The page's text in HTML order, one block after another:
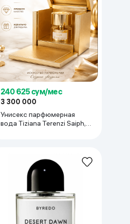
240 625 сум/мес
3 300 000
Унисекс парфюмерная
вода Tiziana Terenzi Saiph,